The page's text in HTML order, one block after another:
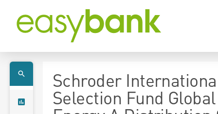
Schroder
Selection Fund Global